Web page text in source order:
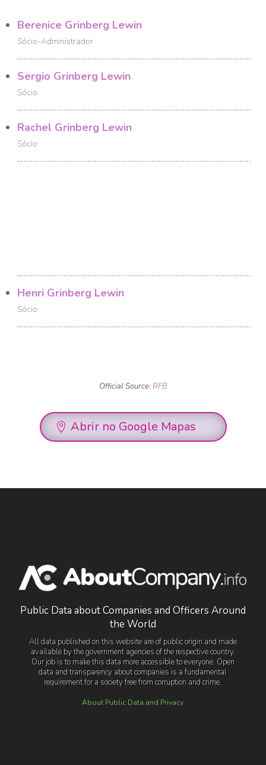
Berenice Grinberg Lewin
Sócio-Administrador
Sergio Grinberg Lewin
Sócio
Rachel Grinberg Lewin
Sócio
Henri Grinberg Lewin
Sócio
Official Source:RFB
Abrir no Google Mapas
Public Data about Companies and Officers Around
the World
All data published on this website are of public origin and made
available by the government agencies of the respective country.
Our job is to make this data more accessible to everyone. Open
data and transparency about companies is a fundamental
requirement for a society free from corruption and crime.
About Public Data and Privacy